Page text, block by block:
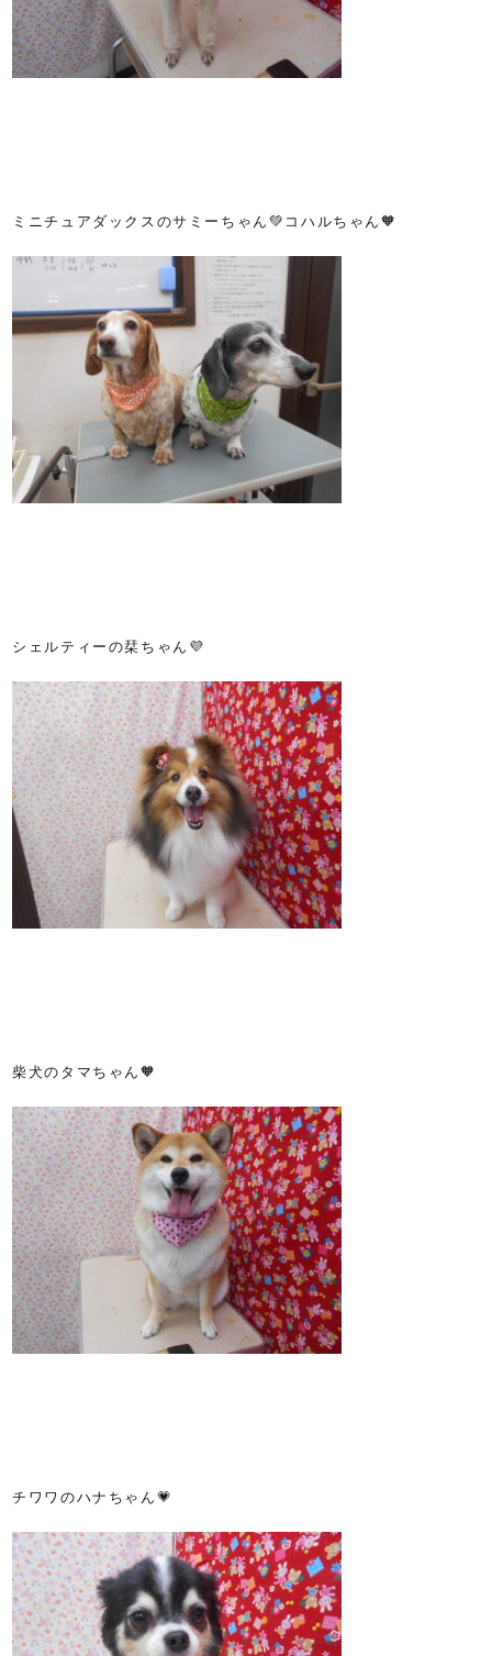
ミニチュアダックスのサミーちゃん💚コハルちゃん🧡
シェルティーの栞ちゃん💜
柴犬のタマちゃん🧡
チワワのハナちゃん💗